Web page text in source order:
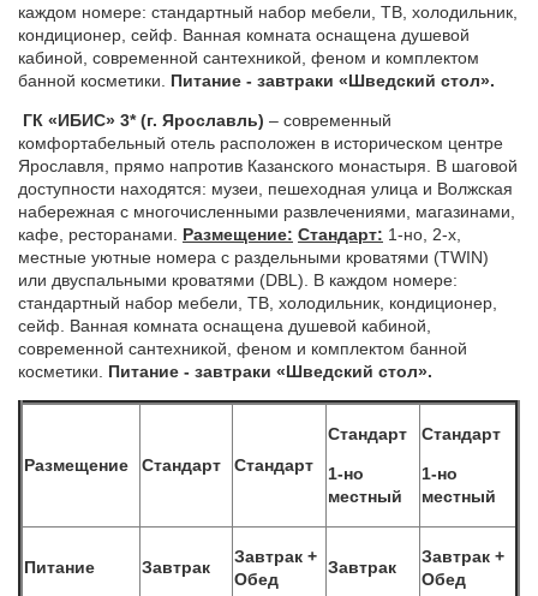
каждом номере: стандартный набор мебели, ТВ, холодильник,
кондиционер, сейф. Ванная комната оснащена душевой
кабиной, современной сантехникой, феном и комплектом
банной косметики. Питание - завтраки «Шведский стол».
ГК «ИБИС» 3* (г. Ярославль) – современный
комфортабельный отель расположен в историческом центре
Ярославля, прямо напротив Казанского монастыря. В шаговой
доступности находятся: музеи, пешеходная улица и Волжская
набережная с многочисленными развлечениями, магазинами,
кафе, ресторанами. Размещение: Стандарт: 1-но, 2-х,
местные уютные номера с раздельными кроватями (TWIN)
или двуспальными кроватями (DBL). В каждом номере:
стандартный набор мебели, ТВ, холодильник, кондиционер,
сейф. Ванная комната оснащена душевой кабиной,
современной сантехникой, феном и комплектом банной
косметики. Питание - завтраки «Шведский стол».
Размещение Стандарт Стандарт
Стандарт
1-но
местный
Стандарт
1-но
местный
Питание Завтрак
Завтрак +
Обед
Завтрак
Завтрак +
Обед